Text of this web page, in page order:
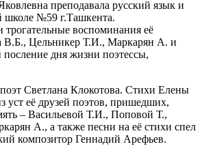
преподавала русский язык и
школе №59 г.Ташкента.
трогательные воспоминания её
В.Б., Цельникер Т.И., Маркарян А. и
дня жизни поэтессы,
Светлана Клокотова. Стихи Елены
уст её друзей поэтов, пришедших,
– Васильевой Т.И., Поповой Т.,
А., а также песни на её стихи спел
композитор Геннадий Арефьев.